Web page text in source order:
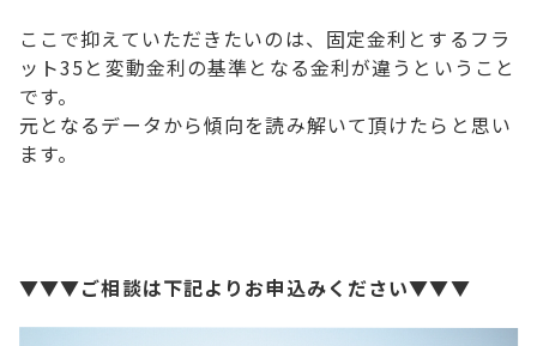
ここで抑えていただきたいのは、固定金利とするフラ
ット35と変動金利の基準となる金利が違うということ
です。
元となるデータから傾向を読み解いて頂けたらと思い
ます。
▼▼▼ご相談は下記よりお申込みください▼▼▼